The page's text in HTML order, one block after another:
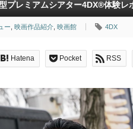
プレミアムシアター4DX®体験レ
ー 映画作品紹介 映画館 4DX
Hatena Pocket RSS